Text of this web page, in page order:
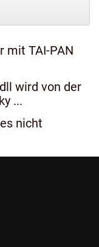
mit TAI-PAN
wird von der
...
nicht